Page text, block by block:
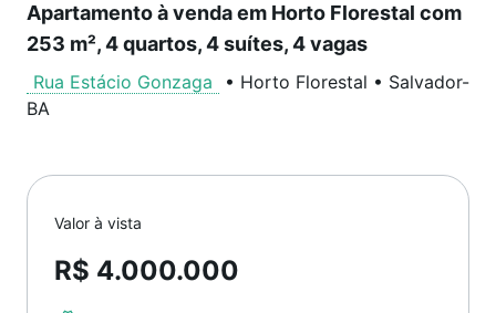
Apartamento à venda em Horto Florestal com
253 m², 4 quartos, 4 suítes, 4 vagas
Rua Estácio Gonzaga • Horto Florestal • Salvador-
BA
Valor à vista
R$ 4.000.000